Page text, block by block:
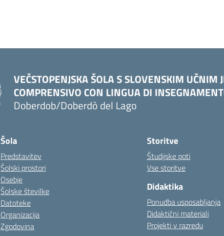
VEČSTOPENJSKA ŠOLA S SLOVENSKIM
COMPRENSIVO CON LINGUA DI
Doberdob/Doberdò del Lago
Šola
Predstavitev
Šolski prostori
Osebje
Šolske številke
Datoteke
Organizacija
Zgodovina
Storitve
Študijske poti
Vse storitve
Didaktika
Ponudba usposabljanja
Didaktični materiali
Projekti v razredu